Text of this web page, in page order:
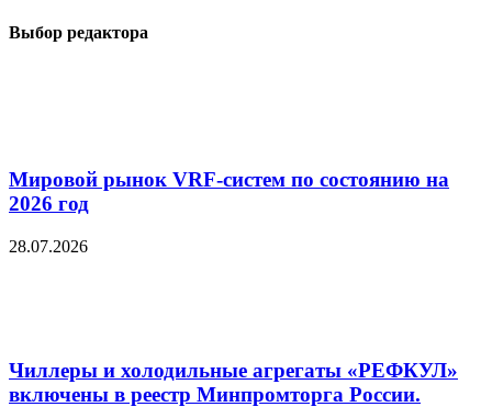
Выбор редактора
Мировой рынок VRF-систем по состоянию на
2026 год
28.07.2026
Чиллеры и холодильные агрегаты «РЕФКУЛ»
включены в реестр Минпромторга России.